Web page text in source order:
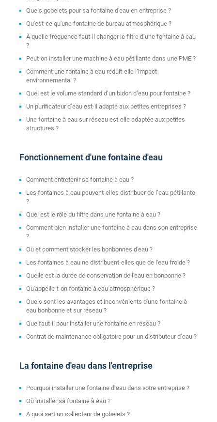
Quels gobelets pour sa fontaine d'eau en entreprise ?
Qu'est-ce qu'une fontaine de bureau atmosphérique ?
À quelle fréquence faut-il changer le filtre d’une fontaine à eau
?
Peut-on installer une machine à eau pétillante dans une PME ?
Comment une fontaine à eau réduit-elle l’impact
environnemental ?
Quel est le volume standard d’un bidon d’eau pour fontaine ?
Un purificateur d’eau est-il adapté aux petites entreprises ?
Une fontaine à eau sur réseau est-elle adaptée aux petites
structures ?
Fonctionnement d'une fontaine d'eau
Comment entretenir sa fontaine à eau ?
Les fontaines à eau peuvent-elles distribuer de l’eau pétillante
?
Quel est le rôle du filtre dans une fontaine à eau ?
Comment bien installer une fontaine à eau dans son entreprise
?
Où et comment stocker les bonbonnes d'eau ?
Les fontaines à eau ne distribuent-elles que de l'eau froide ?
Quelle est la durée de conservation de l'eau en bonbonne ?
Qu'appelle-t-on fontaine à eau atmosphérique ?
Quels sont les avantages et inconvénients d'une fontaine à
eau bonbonne et sur réseau ?
Que faut-il pour installer une fontaine en réseau ?
Contrat de maintenance obligatoire pour un distributeur d’eau ?
La fontaine d'eau dans l'entreprise
Pourquoi installer une fontaine d’eau dans votre entreprise ?
Où installer sa fontaine à eau ?
A quoi sert un collecteur de gobelets ?